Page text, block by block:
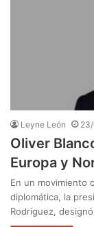
Leyne León
Oliver
Europa y
En un movimiento
diplomática, la
Rodríguez,